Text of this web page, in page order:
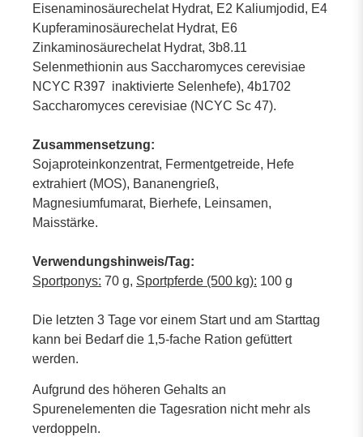
Eisenaminosäurechelat Hydrat, E2 Kaliumjodid, E4
Kupferaminosäurechelat Hydrat, E6
Zinkaminosäurechelat Hydrat, 3b8.11
Selenmethionin aus Saccharomyces cerevisiae
NCYC R397 inaktivierte Selenhefe), 4b1702
Saccharomyces cerevisiae (NCYC Sc 47).
Zusammensetzung:
Sojaproteinkonzentrat, Fermentgetreide, Hefe
extrahiert (MOS), Bananengrieß,
Magnesiumfumarat, Bierhefe, Leinsamen,
Maisstärke.
Verwendungshinweis/Tag:
Sportponys: 70 g, Sportpferde (500 kg): 100 g
Die letzten 3 Tage vor einem Start und am Starttag
kann bei Bedarf die 1,5-fache Ration gefüttert
werden.
Aufgrund des höheren Gehalts an
Spurenelementen die Tagesration nicht mehr als
verdoppeln.